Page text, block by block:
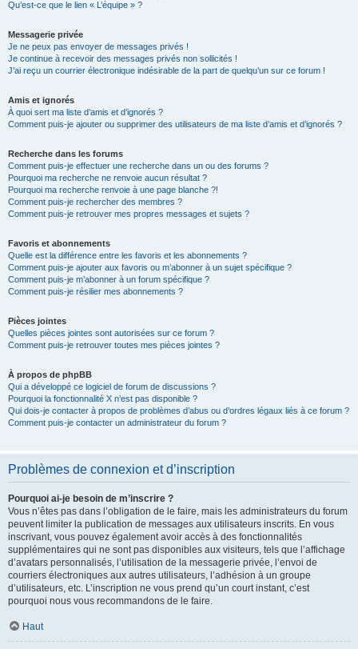
Qu’est-ce que le lien « L’équipe » ?
Messagerie privée
Je ne peux pas envoyer de messages privés !
Je continue à recevoir des messages privés non sollicités !
J’ai reçu un courrier électronique indésirable de la part de quelqu’un sur ce forum !
Amis et ignorés
À quoi sert ma liste d’amis et d’ignorés ?
Comment puis-je ajouter ou supprimer des utilisateurs de ma liste d’amis et d’ignorés ?
Recherche dans les forums
Comment puis-je effectuer une recherche dans un ou des forums ?
Pourquoi ma recherche ne renvoie aucun résultat ?
Pourquoi ma recherche renvoie à une page blanche ?!
Comment puis-je rechercher des membres ?
Comment puis-je retrouver mes propres messages et sujets ?
Favoris et abonnements
Quelle est la différence entre les favoris et les abonnements ?
Comment puis-je ajouter aux favoris ou m’abonner à un sujet spécifique ?
Comment puis-je m’abonner à un forum spécifique ?
Comment puis-je résilier mes abonnements ?
Pièces jointes
Quelles pièces jointes sont autorisées sur ce forum ?
Comment puis-je retrouver toutes mes pièces jointes ?
À propos de phpBB
Qui a développé ce logiciel de forum de discussions ?
Pourquoi la fonctionnalité X n’est pas disponible ?
Qui dois-je contacter à propos de problèmes d’abus ou d’ordres légaux liés à ce forum ?
Comment puis-je contacter un administrateur du forum ?
Problèmes de connexion et d’inscription
Pourquoi ai-je besoin de m’inscrire ?
Vous n’êtes pas dans l’obligation de le faire, mais les administrateurs du forum
peuvent limiter la publication de messages aux utilisateurs inscrits. En vous
inscrivant, vous pouvez également avoir accès à des fonctionnalités
supplémentaires qui ne sont pas disponibles aux visiteurs, tels que l’affichage
d’avatars personnalisés, l’utilisation de la messagerie privée, l’envoi de
courriers électroniques aux autres utilisateurs, l’adhésion à un groupe
d’utilisateurs, etc. L’inscription ne vous prend qu’un court instant, c’est
pourquoi nous vous recommandons de le faire.
Haut